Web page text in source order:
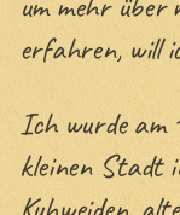
erfahren, will
Ich wurde am
kleinen Stadt